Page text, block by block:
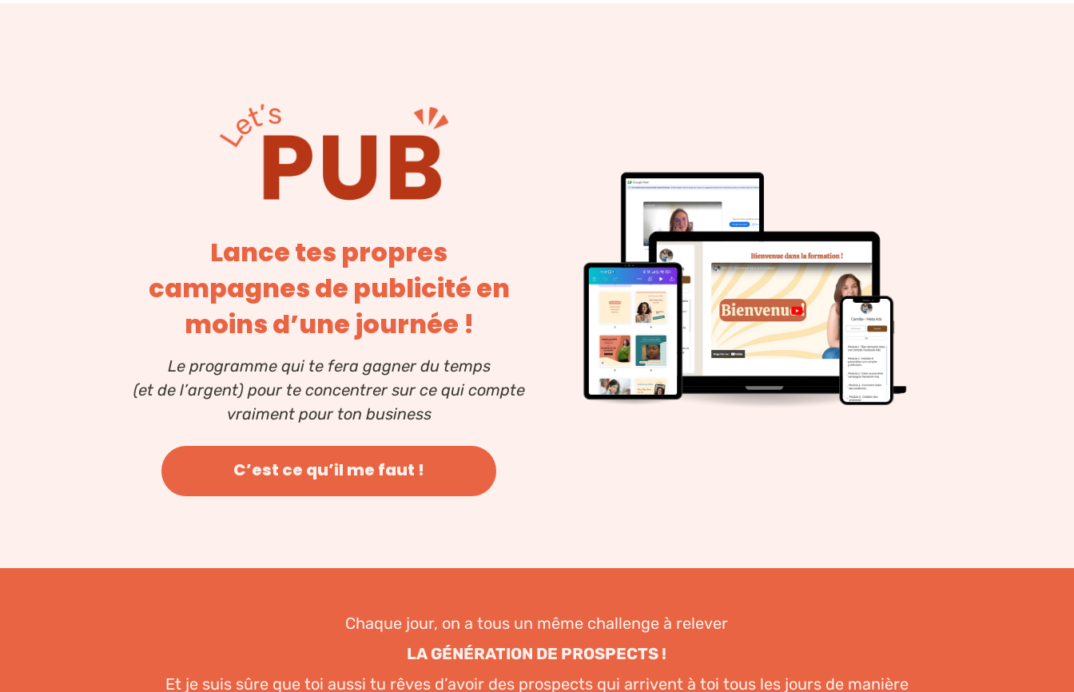
Lance tes propres
campagnes de publicité en
moins d’une journée !
Le programme qui te fera gagner du temps
(et de l’argent) pour te concentrer sur ce qui compte
vraiment pour ton business
C’est ce qu’il me faut !
Chaque jour, on a tous un même challenge à relever
LA GÉNÉRATION DE PROSPECTS !
Et je suis sûre que toi aussi tu rêves d’avoir des prospects qui arrivent à toi tous les jours de manière